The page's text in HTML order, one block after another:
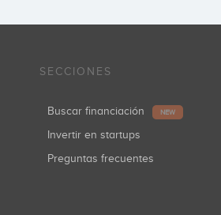
SECCIONES
Buscar financiación NEW
Invertir en startups
Preguntas frecuentes